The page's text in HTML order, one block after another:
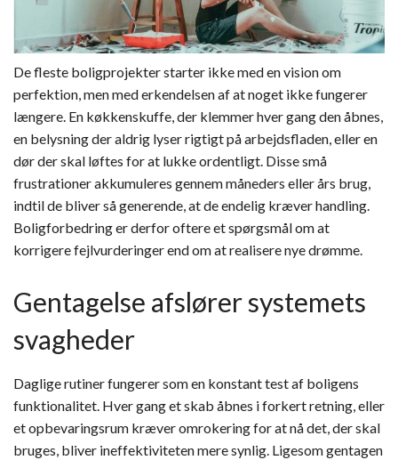
De fleste boligprojekter starter ikke med en vision om
perfektion, men med erkendelsen af at noget ikke fungerer
længere. En køkkenskuffe, der klemmer hver gang den åbnes,
en belysning der aldrig lyser rigtigt på arbejdsfladen, eller en
dør der skal løftes for at lukke ordentligt. Disse små
frustrationer akkumuleres gennem måneders eller års brug,
indtil de bliver så generende, at de endelig kræver handling.
Boligforbedring er derfor oftere et spørgsmål om at
korrigere fejlvurderinger end om at realisere nye drømme.
Gentagelse afslører systemets
svagheder
Daglige rutiner fungerer som en konstant test af boligens
funktionalitet. Hver gang et skab åbnes i forkert retning, eller
et opbevaringsrum kræver omrokering for at nå det, der skal
bruges, bliver ineffektiviteten mere synlig. Ligesom gentagen